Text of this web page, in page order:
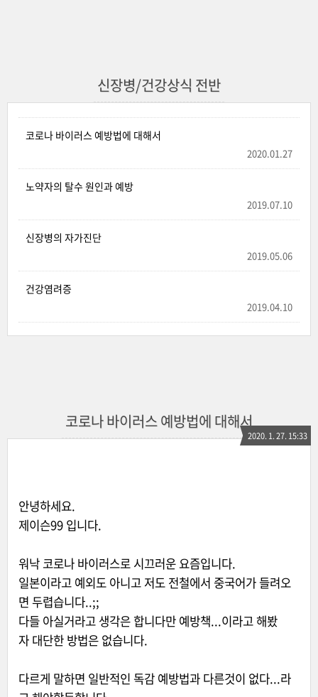
신장병/건강상식 전반
코로나 바이러스 예방법에 대해서
2020.01.27
노약자의 탈수 원인과 예방
2019.07.10
신장병의 자가진단
2019.05.06
건강염려증
2019.04.10
코로나 바이러스 예방법에 대해서
2020. 1. 27. 15:33
안녕하세요.
제이슨99 입니다.
워낙 코로나 바이러스로 시끄러운 요즘입니다.
일본이라고 예외도 아니고 저도 전철에서 중국어가 들려오
면 두렵습니다..;;
다들 아실거라고 생각은 합니다만 예방책...이라고 해봤
자 대단한 방법은 없습니다.
다르게 말하면 일반적인 독감 예방법과 다른것이 없다...라